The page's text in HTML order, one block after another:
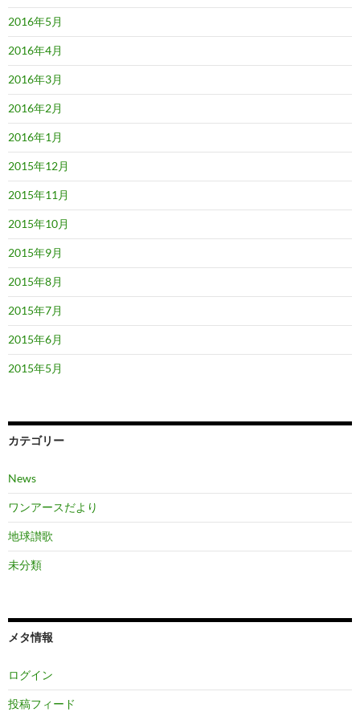
2016年5月
2016年4月
2016年3月
2016年2月
2016年1月
2015年12月
2015年11月
2015年10月
2015年9月
2015年8月
2015年7月
2015年6月
2015年5月
カテゴリー
News
ワンアースだより
地球讃歌
未分類
メタ情報
ログイン
投稿フィード